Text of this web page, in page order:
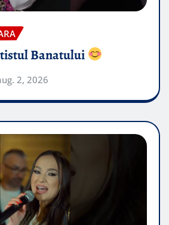
Banatului
2, 2026